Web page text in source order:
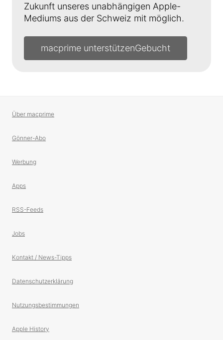
Zukunft unseres unabhängigen Apple-
Mediums aus der Schweiz mit möglich.
macprime unterstützen
Über macprime
Gönner-Abo
Werbung
Apps
RSS-Feeds
Jobs
Kontakt / News-Tipps
Datenschutzerklärung
Nutzungsbestimmungen
Apple History